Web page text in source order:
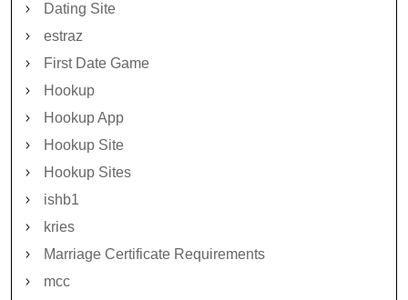
Dating Site
estraz
First Date Game
Hookup
Hookup App
Hookup Site
Hookup Sites
ishb1
kries
Marriage Certificate Requirements
mcc